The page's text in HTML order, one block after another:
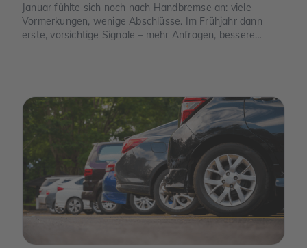
Januar fühlte sich noch nach Handbremse an: viele
Vormerkungen, wenige Abschlüsse. Im Frühjahr dann
erste, vorsichtige Signale – mehr Anfragen, bessere
mehr „Was ist wirklich möglich?“.